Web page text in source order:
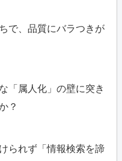
で、品質にバラつきが
「属人化」の壁に突き
？
られず「情報検索を諦